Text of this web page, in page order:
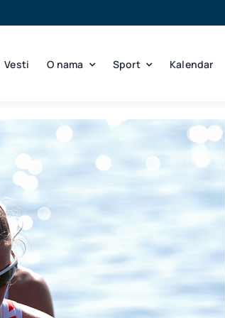
Vesti O nama Sport Kalendar